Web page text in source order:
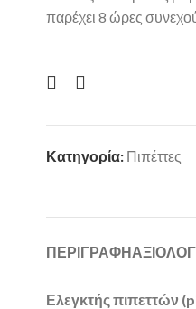
παρέχει 8 ώρες
Κατηγορία: Πιπέττες
ΠΕΡΙΓΡΑΦΉ
Ελεγκτής πιπεττών